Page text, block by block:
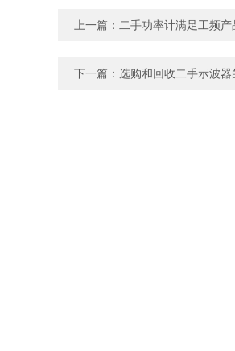
上一篇： 二手功率计满足工频
下一篇： 选购和回收二手示波